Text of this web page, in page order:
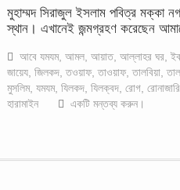
মুহাম্মদ সিরাজুল ইসলাম পবিত্র মক্কা
স্থান। এখানেই জন্মগ্রহণ করেছেন
আবে যমযম, আমল আয়াত, আল্লাহর ঘর
জায়েয জিলকদ ,তওয়াফ,তাওয়াফ,তালবিয়া ,
মুসলিম, যমযম, যিলকদ যিলক্বদ রোগ রোনাজারি
হারামাইন
একটি মন্তব্য করুন।